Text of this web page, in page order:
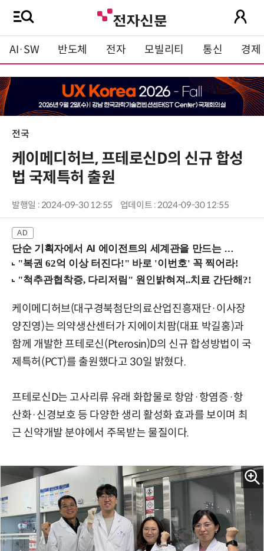
AI·SW 반도체 전자 모빌리티 통신 경제
전국
케이메디허브, 프테로신D의 신규 합성
법 국제특허 출원
발행일 : 2024-09-30 12:55 업데이트 : 2024-09-30 12:55
단순 기획자에서 AI 에이전트의 세계관을 만드는 지식 설계자로.. (8/20 강남역)
케이메디허브(대구경북첨단의료산업진흥재단·이사장
양진영)는 의약생산센터가 지에이치팜(대표 박길홍)과
함께 개발한 프테로신(Pterosin)D의 신규 합성방법이 국
제특허(PCT)를 출원했다고 30일 밝혔다.
프테로신D는 고사리류 유래 화합물로 항암·항염증·항
산화·신경보호 등 다양한 생리 활성화 효과를 보이며 최
근 신약개발 분야에서 주목받는 물질이다.